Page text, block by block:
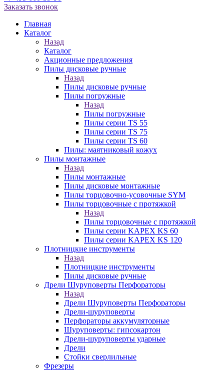
Заказать звонок
Главная
Каталог
Назад
Каталог
Акционные предложения
Пилы дисковые ручные
Назад
Пилы дисковые ручные
Пилы погружные
Назад
Пилы погружные
Пилы серии TS 55
Пилы серии TS 75
Пилы серии TS 60
Пилы: маятниковый кожух
Пилы монтажные
Назад
Пилы монтажные
Пилы дисковые монтажные
Пилы торцовочно-усовочные SYM
Пилы торцовочные с протяжкой
Назад
Пилы торцовочные с протяжкой
Пилы серии KAPEX KS 60
Пилы серии KAPEX KS 120
Плотницкие инструменты
Назад
Плотницкие инструменты
Пилы дисковые ручные
Дрели Шуруповерты Перфораторы
Назад
Дрели Шуруповерты Перфораторы
Дрели-шуруповерты
Перфораторы аккумуляторные
Шуруповерты: гипсокартон
Дрели-шуруповерты ударные
Дрели
Стойки сверлильные
Фрезеры